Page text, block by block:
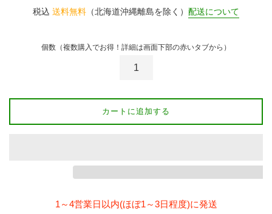
価
税込 送料無料 （北海道沖縄離島を除く） 配送について
個数（複数購入でお得！詳細は画面下部の赤いタブから）
カートに追加する
1～4営業日以内(ほぼ1～3日程度)に発送